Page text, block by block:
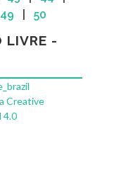
49 50
LIVRE -
Creative
4.0